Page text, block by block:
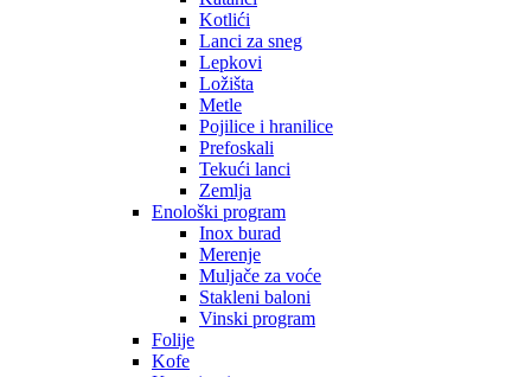
Kotlići
Lanci za sneg
Lepkovi
Ložišta
Metle
Pojilice i hranilice
Prefoskali
Tekući lanci
Zemlja
Enološki program
Inox burad
Merenje
Muljače za voće
Stakleni baloni
Vinski program
Folije
Kofe